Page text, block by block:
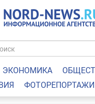
ЭКОНОМИКА
ФОТОРЕПОРТАЖИ